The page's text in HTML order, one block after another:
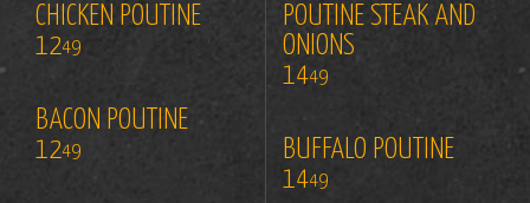
CHICKEN POUTINE
1249
BACON POUTINE
1249
POUTINE STEAK AND
ONIONS
1449
BUFFALO POUTINE
1449